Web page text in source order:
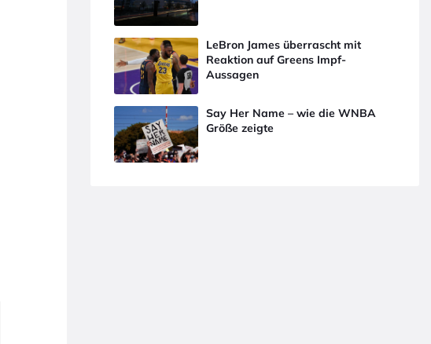
LeBron James überrascht mit
Reaktion auf Greens Impf-
Aussagen
Say Her Name – wie die WNBA
Größe zeigte